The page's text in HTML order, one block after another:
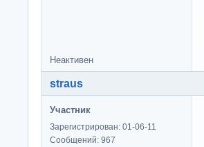
Неактивен
straus
Участник
Зарегистрирован: 01-06-11
Сообщений: 967